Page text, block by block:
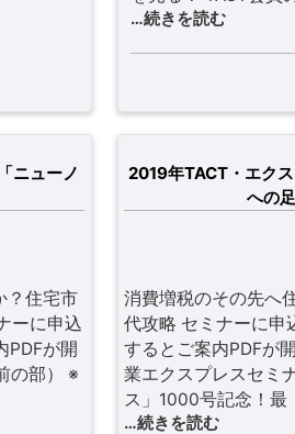
…続きを読む
ニューノ
？住宅市
ーに申込
PDFが開
の部） ※
2019年TACT・エク
への
消費増税のその先へ
代攻略 セミナーに申
するとご案内PDF
業エクスプレスセミ
ス」1000号記念！最
…続きを読む